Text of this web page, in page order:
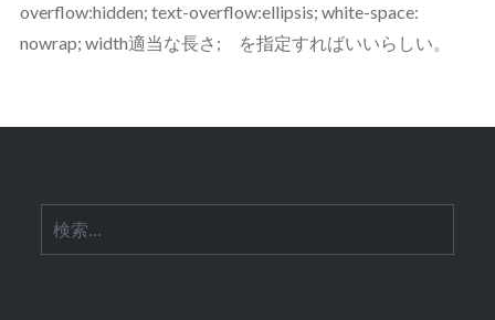
overflow:hidden; text-overflow:ellipsis; white-space:
nowrap; width適当な長さ; を指定すればいいらしい。
索: